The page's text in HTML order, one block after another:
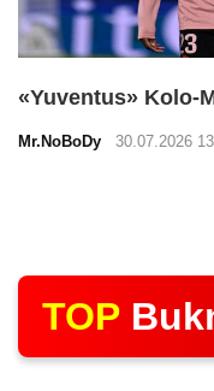
«Yuventus» Kolo-
Mr.NoBoDy 30.07.2026
TOP